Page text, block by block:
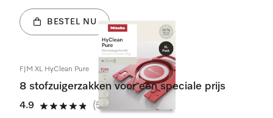
BESTEL NU
FJM XL HyClean Pure
8 stofzuigerzakken voor een speciale prijs
4.9
4.9 sterren op 5
(56 beoordelingen)